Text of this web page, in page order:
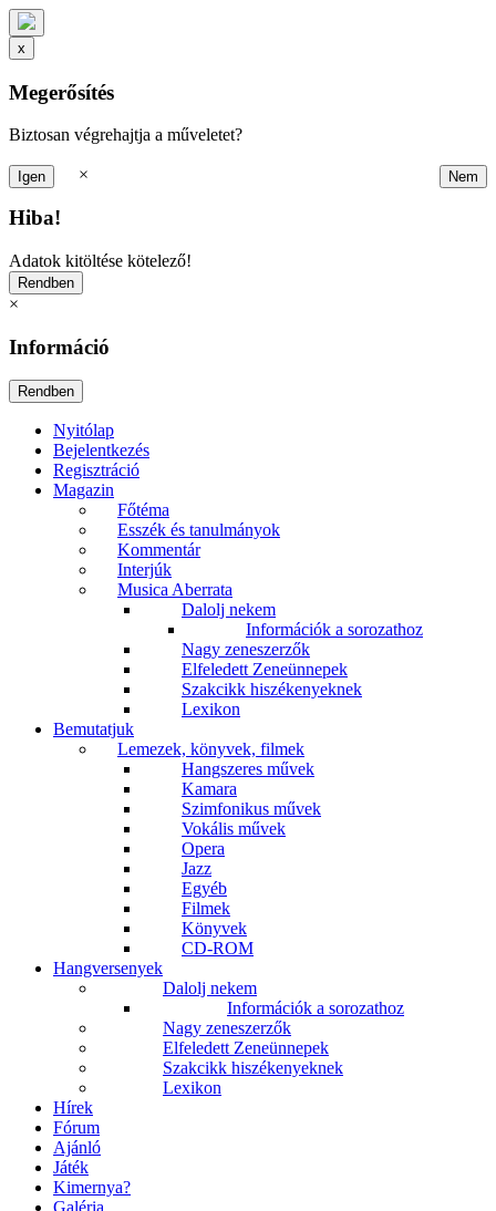
x
Megerősítés
Biztosan végrehajtja a műveletet?
×
Hiba!
Adatok kitöltése kötelező!
×
Információ
Nyitólap
Bejelentkezés
Regisztráció
Magazin
Főtéma
Esszék és tanulmányok
Kommentár
Interjúk
Musica Aberrata
Dalolj nekem
Információk a sorozathoz
Nagy zeneszerzők
Elfeledett Zeneünnepek
Szakcikk hiszékenyeknek
Lexikon
Bemutatjuk
Lemezek, könyvek, filmek
Hangszeres művek
Kamara
Szimfonikus művek
Vokális művek
Opera
Jazz
Egyéb
Filmek
Könyvek
CD-ROM
Hangversenyek
Dalolj nekem
Információk a sorozathoz
Nagy zeneszerzők
Elfeledett Zeneünnepek
Szakcikk hiszékenyeknek
Lexikon
Hírek
Fórum
Ajánló
Játék
Kimernya?